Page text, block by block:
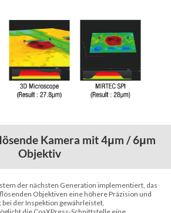
Kamera mit 4μm / 6μm
Objektiv
der nächsten Generation implementiert, das
Objektiven eine höhere Präzision und
bei der Inspektion gewährleistet.